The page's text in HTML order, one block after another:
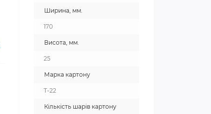
Ширина, мм.
170
Висота, мм.
25
Марка картону
T-22
Кількість шарів картону